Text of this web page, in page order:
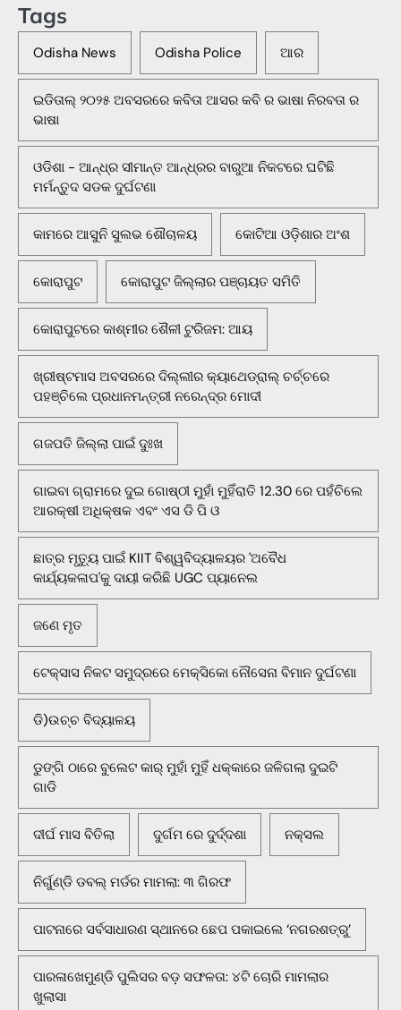
Tags
Odisha News Odisha Police ଆର
ଇଡିତାଲ୍ ୨୦୨୫ ଅବସରରେ କବିତା ଆସର କବି ର ଭାଷା ନିରବତା ର
ଭାଷା
ଓଡିଶା - ଆନ୍ଧ୍ର ସୀମାନ୍ତ ଆନ୍ଧ୍ରର ବାରୁଆ ନିକଟରେ ଘଟିଛି
ମର୍ମନ୍ତୁଦ ସଡକ ଦୁର୍ଘଟଣା
କାମରେ ଆସୁନି ସୁଲଭ ଶୌଚାଳୟ କୋଟିଆ ଓଡ଼ିଶାର ଅଂଶ
କୋରାପୁଟ କୋରାପୁଟ ଜିଲ୍ଲାର ପଞ୍ଚାୟତ ସମିତି
କୋରାପୁଟରେ କାଶ୍ମୀର ଶୈଳୀ ଟୁରିଜମ: ଆୟ
ଖ୍ରୀଷ୍ଟମାସ ଅବସରରେ ଦିଲ୍ଲୀର କ୍ୟାଥେଡ୍ରାଲ୍ ଚର୍ଚ୍ଚରେ
ପହଞ୍ଚିଲେ ପ୍ରଧାନମନ୍ତ୍ରୀ ନରେନ୍ଦ୍ର ମୋଦୀ
ଗଜପତି ଜିଲ୍ଲା ପାଇଁ ଦୁଃଖ
ଗାଇବା ଗ୍ରାମରେ ଦୁଇ ଗୋଷ୍ଠୀ ମୁହାଁ ମୁହିଁରାତି 12.30 ରେ ପହଁଚିଲେ
ଆରକ୍ଷୀ ଅଧିକ୍ଷକ ଏବଂ ଏସ ଡି ପି ଓ
ଛାତ୍ର ମୃତ୍ୟୁ ପାଇଁ KIIT ବିଶ୍ୱବିଦ୍ୟାଳୟର 'ଅବୈଧ
କାର୍ଯ୍ୟକଳାପ'କୁ ଦାୟୀ କରିଛି UGC ପ୍ୟାନେଲ
ଜଣେ ମୃତ
ଟେକ୍ସାସ ନିକଟ ସମୁଦ୍ରରେ ମେକ୍ସିକୋ ନୌସେନା ବିମାନ ଦୁର୍ଘଟଣା
ଡି)ଉଚ୍ଚ ବିଦ୍ୟାଳୟ
ଡୁଙ୍ଗି ଠାରେ ବୁଲେଟ କାର୍ ମୁହାଁ ମୁହିଁ ଧକ୍କାରେ ଜଳିଗଲା ଦୁଇଟି
ଗାଡି
ଦୀର୍ଘ ମାସ ବିତିଲା ଦୁର୍ଗମ ରେ ଦୁର୍ଦ୍ଦଶା ନକ୍ସଲ
ନିର୍ଗୁଣ୍ଡି ଡବଲ୍ ମର୍ଡର ମାମଲା: ୩ ଗିରଫ
ପାଟନାରେ ସର୍ବସାଧାରଣ ସ୍ଥାନରେ ଛେପ ପକାଇଲେ ‘ନଗରଶତ୍ରୁ’
ପାରଳାଖେମୁଣ୍ଡି ପୁଲିସର ବଡ଼ ସଫଳତା: ୪ଟି ଚୋରି ମାମଲାର
ଖୁଲାସା